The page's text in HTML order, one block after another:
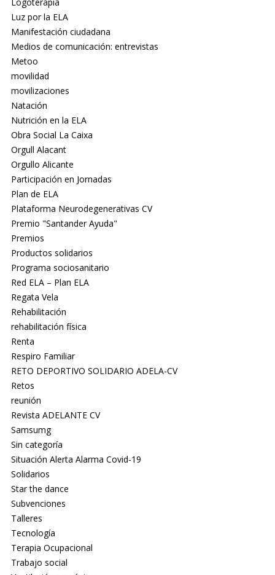
Logoterapia
Luz por la ELA
Manifestación ciudadana
Medios de comunicación: entrevistas
Metoo
movilidad
movilizaciones
Natación
Nutrición en la ELA
Obra Social La Caixa
Orgull Alacant
Orgullo Alicante
Participación en Jornadas
Plan de ELA
Plataforma Neurodegenerativas CV
Premio "Santander Ayuda"
Premios
Productos solidarios
Programa sociosanitario
Red ELA – Plan ELA
Regata Vela
Rehabilitación
rehabilitación física
Renta
Respiro Familiar
RETO DEPORTIVO SOLIDARIO ADELA-CV
Retos
reunión
Revista ADELANTE CV
Samsumg
Sin categoría
Situación Alerta Alarma Covid-19
Solidarios
Star the dance
Subvenciones
Talleres
Tecnología
Terapia Ocupacional
Trabajo social